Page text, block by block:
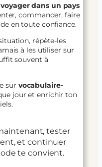
dans un pays
commander, faire
en toute confiance.
répète-les
à les utiliser sur
sur vocabulaire-
jour et enrichir ton
tester
et continuer
te convient.